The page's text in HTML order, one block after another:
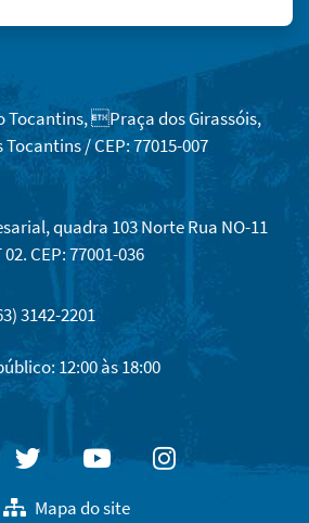
Tocantins, Praça dos Girassóis,
/ CEP: 77015-007
quadra 103 Norte Rua NO-11
CEP: 77001-036
3142-2201
12:00 às 18:00
TwitterYoutubeInstagram
Mapa do site